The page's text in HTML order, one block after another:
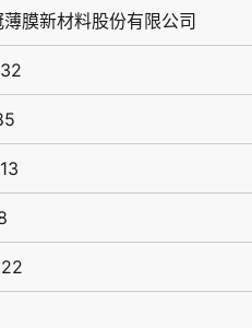
膜新材料股份有限公司